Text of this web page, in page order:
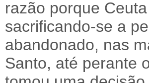
razão porque
sacrificando-se a
abandonado, nas
Santo, até perante